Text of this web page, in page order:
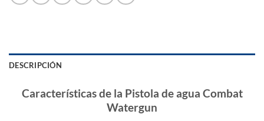
DESCRIPCIÓN
Características de la Pistola de agua Combat
Watergun